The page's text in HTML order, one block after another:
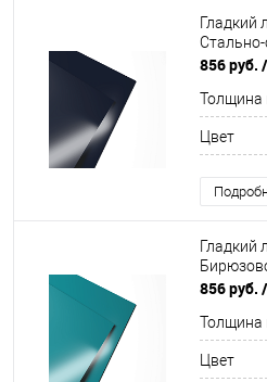
Гладкий
856 руб.
Толщина
Цвет
Гладкий
856 руб.
Толщина
Цвет